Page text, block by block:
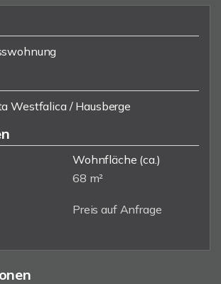
Westfalica / Hausberge
Wohnfläche (ca.)
68 m²
Preis auf Anfrage